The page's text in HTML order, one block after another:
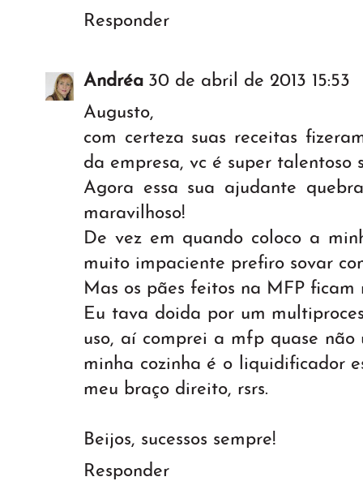
Responder
Andréa 30 de abril de 2013 15:53
Augusto,
com certeza suas receitas
da empresa, vc é super talentoso
Agora essa sua ajudante
maravilhoso!
De vez em quando coloco a
muito impaciente prefiro sovar
Mas os pães feitos na MFP ficam
Eu tava doida por um
uso, aí comprei a mfp quase não
minha cozinha é o liquidificador
meu braço direito, rsrs.
Beijos, sucessos sempre!
Responder